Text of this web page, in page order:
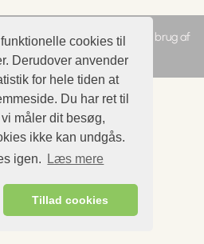
cookies til
Derudover anvender
for hele tiden at
Du har ret til
måler dit besøg,
ikke kan undgås.
igen.
Læs mere
Tillad cookies
Parti |Hjemmesidens brug af
af personoplysninger